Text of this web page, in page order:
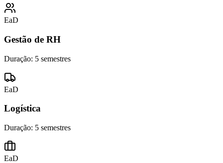
EaD
Gestão de RH
Duração: 5 semestres
EaD
Logística
Duração: 5 semestres
EaD